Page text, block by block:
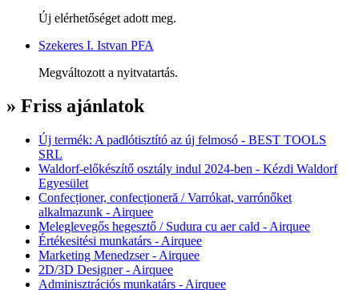
Új elérhetőséget adott meg.
Szekeres I. Istvan PFA
Megváltozott a nyitvatartás.
» Friss ajánlatok
Új termék: A padlótisztító az új felmosó - BEST TOOLS
SRL
Waldorf-előkészítő osztály indul 2024-ben - Kézdi Waldorf
Egyesület
Confecționer, confecționeră / Varrókat, varrónőket
alkalmazunk - Airquee
Meleglevegős hegesztő / Sudura cu aer cald - Airquee
Értékesitési munkatárs - Airquee
Marketing Menedzser - Airquee
2D/3D Designer - Airquee
Adminisztrációs munkatárs - Airquee